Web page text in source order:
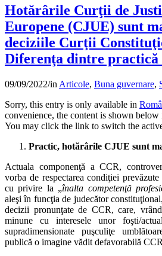
Hotărârile Curţii de
Europene (CJUE) sunt
deciziile Curţii
Diferenţa dintre practică
09/09/2022/in Articole, Buna guvernare,
Sorry, this entry is only available in
convenience, the content is shown below
You may click the link to switch the
Practic, hotărârile CJUE sunt
Actuala componenţă a CCR,
vorba de respectarea condiţiei
cu privire la „înalta competenţă
aleşi în funcţia de judecător
decizii pronunţate de CCR, care,
minune cu interesele unor foşti/
supradimensionate puşculiţe
publică o imagine vădit defavorabilă